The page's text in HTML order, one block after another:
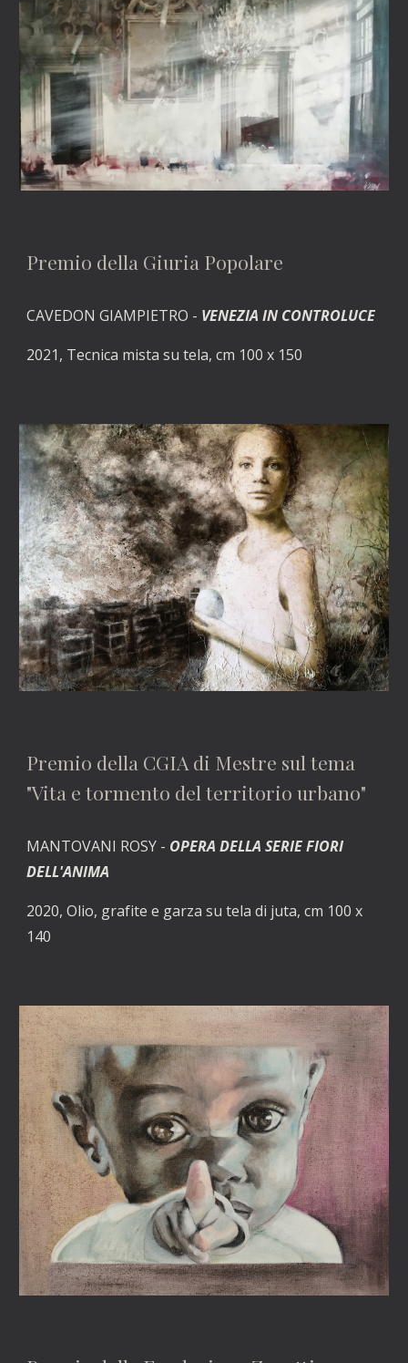
Premio della Giuria Popolare
CAVEDON GIAMPIETRO - VENEZIA IN CONTROLUCE
2021, Tecnica mista su tela, cm 100 x 150
Premio della CGIA di Mestre sul tema
"Vita e tormento del territorio urbano"
MANTOVANI ROSY - OPERA DELLA SERIE FIORI
DELL'ANIMA
2020, Olio, grafite e garza su tela di juta, cm 100 x
140